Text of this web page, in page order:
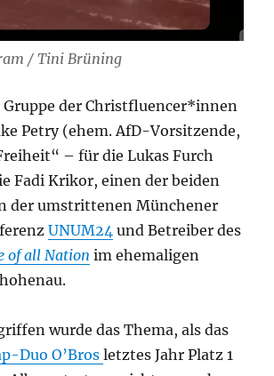
/ Tini Brüning
Gruppe der Christfluencer*innen
Petry (ehem. AfD-Vorsitzende,
– für die Lukas Furch
Fadi Krikor, einen der beiden
der umstrittenen Münchener
UNUM24 und Betreiber des
of all Nation im ehemaligen
wurde das Thema, als das
Duo O’Brosletztes Jahr Platz 1